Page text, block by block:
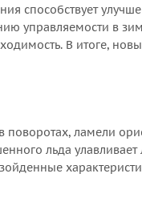
способствует
управляемости в
В итоге,
поворотах, ламели
льда